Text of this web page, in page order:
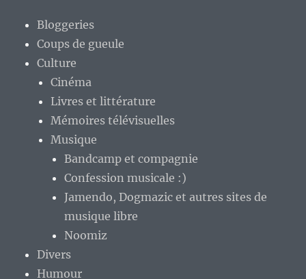
Bloggeries
Coups de gueule
Culture
Cinéma
Livres et littérature
Mémoires télévisuelles
Musique
Bandcamp et compagnie
Confession musicale :)
Jamendo, Dogmazic et autres sites de
musique libre
Noomiz
Divers
Humour